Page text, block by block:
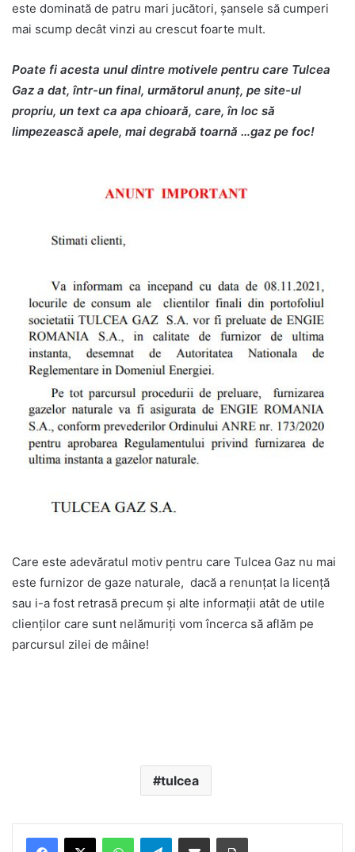
este dominată de patru mari jucători, şansele să cumperi
mai scump decât vinzi au crescut foarte mult.
Poate fi acesta unul dintre motivele pentru care Tulcea
Gaz a dat, într-un final, următorul anunţ, pe site-ul
propriu, un text ca apa chioară, care, în loc să
limpezească apele, mai degrabă toarnă …gaz pe foc!
Care este adevăratul motiv pentru care Tulcea Gaz nu mai
este furnizor de gaze naturale, dacă a renunțat la licență
sau i-a fost retrasă precum şi alte informaţii atât de utile
clienţilor care sunt nelămuriţi vom încerca să aflăm pe
parcursul zilei de mâine!
tulcea
Telegram